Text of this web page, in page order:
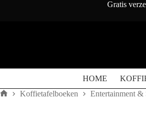
Gratis
HOME
Koffietafelboeken Entertainment &